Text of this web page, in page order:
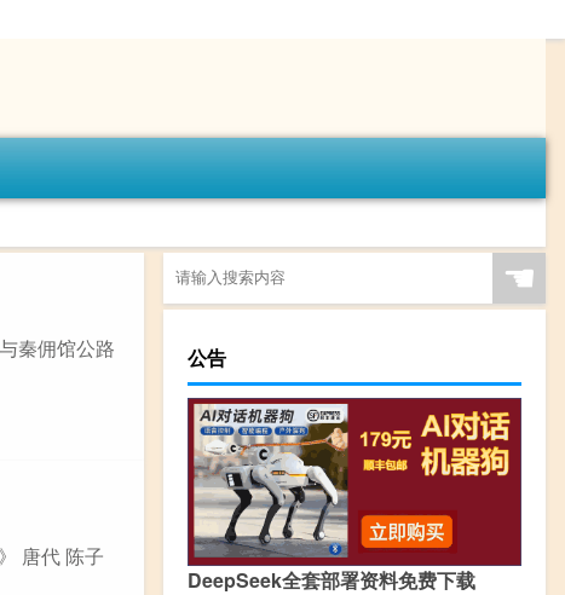
秦佣馆公路
唐代 陈子
☚
公告
DeepSeek全套部署资料免费下载